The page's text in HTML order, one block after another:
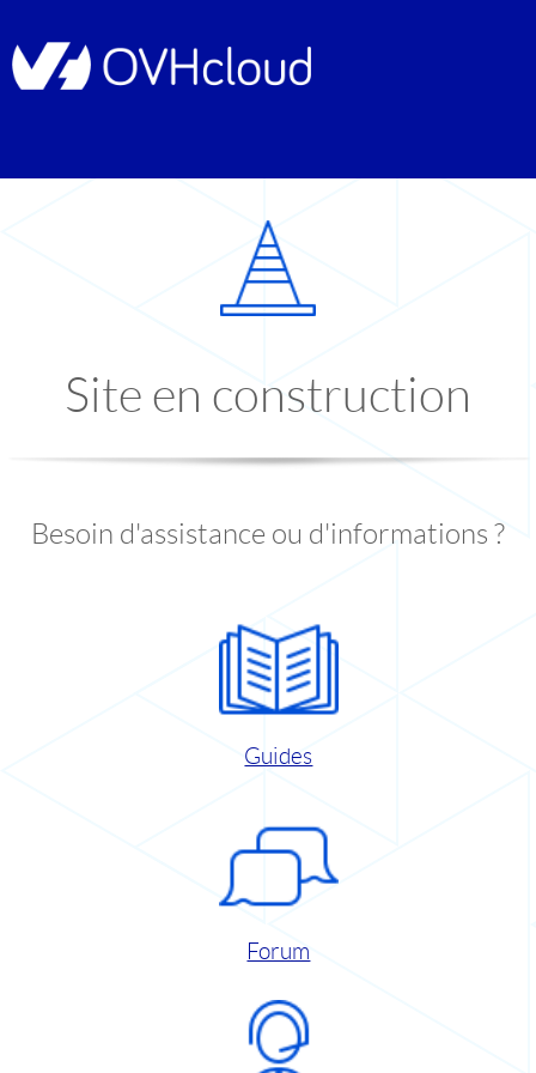
Site en construction
Besoin d'assistance ou d'informations ?
Guides
Forum